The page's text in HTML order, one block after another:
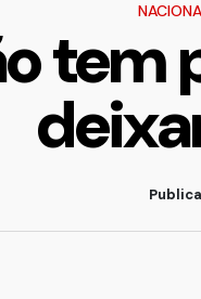
tem